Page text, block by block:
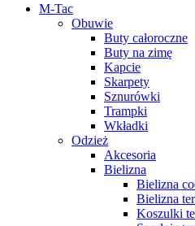
M-Tac
Obuwie
Buty całoroczne
Buty na zimę
Kapcie
Skarpety
Sznurówki
Trampki
Wkładki
Odzież
Akcesoria
Bielizna
Bielizna
Bielizna
Koszulki